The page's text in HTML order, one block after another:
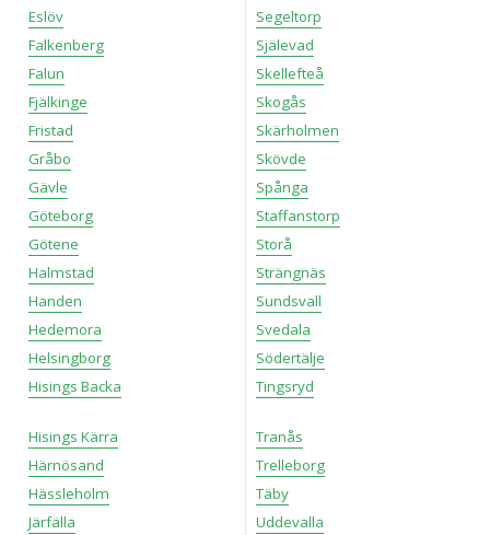
Eslöv
Falkenberg
Falun
Fjälkinge
Fristad
Gråbo
Gävle
Göteborg
Götene
Halmstad
Handen
Hedemora
Helsingborg
Hisings Backa
Hisings Kärra
Härnösand
Hässleholm
Järfälla
Segeltorp
Själevad
Skellefteå
Skogås
Skärholmen
Skövde
Spånga
Staffanstorp
Storå
Strängnäs
Sundsvall
Svedala
Södertälje
Tingsryd
Tranås
Trelleborg
Täby
Uddevalla